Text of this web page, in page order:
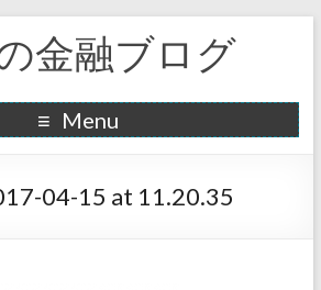
金融ブログ
Menu
04-15 at 11.20.35